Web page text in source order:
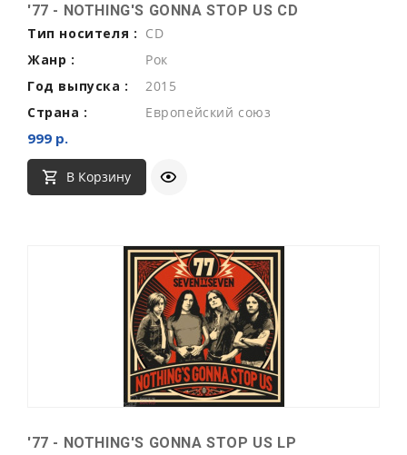
'77 - NOTHING'S GONNA STOP US CD
Тип носителя : CD
Жанр :
Рок
Год выпуска :
2015
Страна :
Европейский союз
999 р.
В Корзину
'77 - NOTHING'S GONNA STOP US LP